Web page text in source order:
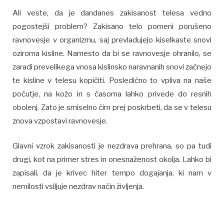
Ali veste, da je dandanes zakisanost telesa vedno
pogostejši problem? Zakisano telo pomeni porušeno
ravnovesje v organizmu, saj prevladujejo kiselkaste snovi
oziroma kisline. Namesto da bi se ravnovesje ohranilo, se
zaradi prevelikega vnosa kislinsko naravnanih snovi začnejo
te kisline v telesu kopičiti. Posledično to vpliva na naše
počutje, na kožo in s časoma lahko privede do resnih
obolenj. Zato je smiselno čim prej poskrbeti, da se v telesu
znova vzpostavi ravnovesje.
Glavni vzrok zakisanosti je nezdrava prehrana, so pa tudi
drugi, kot na primer stres in onesnaženost okolja. Lahko bi
zapisali, da je krivec hiter tempo dogajanja, ki nam v
nemilosti vsiljuje nezdrav način življenja.